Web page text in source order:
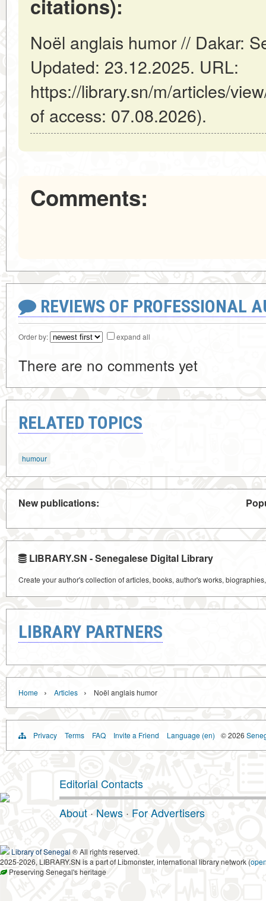
citations):
Noël anglais humor // Dakar:
Updated: 23.12.2025. URL:
https://library.sn/m/articles/
of access: 07.08.2026).
Comments:
REVIEWS OF PROFESSIONAL
Order by: expand all
There are no comments yet
RELATED TOPICS
humour
New publications:
LIBRARY.SN - Senegalese Digital Library
Create your author's collection of articles, books, author's works,
LIBRARY PARTNERS
Home › Articles › Noël anglais humor
Privacy Terms FAQ Invite a Friend Language (en) © 2026
Editorial Contacts
About · News · For Advertisers
Library of Senegal ® All rights reserved.
2025-2026, LIBRARY.SN is a part of Libmonster, international library network (
Preserving Senegal's heritage